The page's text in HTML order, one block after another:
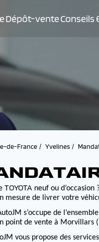
Dépôt-venteConseils
de-France Yvelines
TOYOTA neuf ou
mesure de livrer votre
s’occupe de
point de vente à Morvillars
vous propose des